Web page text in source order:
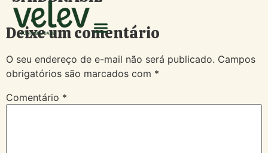
Deixe um comentário
O seu endereço de e-mail não será publicado. Campos
obrigatórios são marcados com *
Comentário *